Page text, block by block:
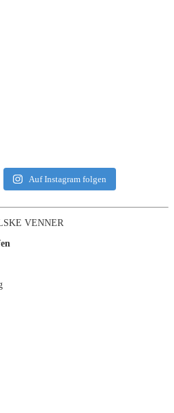
Auf Instagram folgen
VENNER